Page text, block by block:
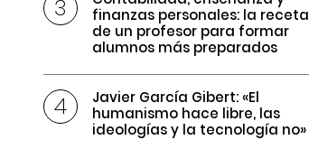
finanzas personales: la receta
de un profesor para formar
alumnos más preparados
Javier García Gibert: «El
humanismo hace libre, las
ideologías y la tecnología no»